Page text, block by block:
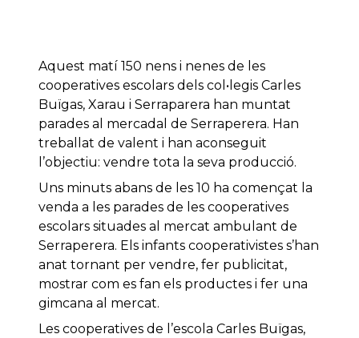
Aquest matí 150 nens i nenes de les
cooperatives escolars dels col•legis Carles
Buïgas, Xarau i Serraparera han muntat
parades al mercadal de Serraperera. Han
treballat de valent i han aconseguit
l’objectiu: vendre tota la seva producció.
Uns minuts abans de les 10 ha començat la
venda a les parades de les cooperatives
escolars situades al mercat ambulant de
Serraperera. Els infants cooperativistes s’han
anat tornant per vendre, fer publicitat,
mostrar com es fan els productes i fer una
gimcana al mercat.
Les cooperatives de l’escola Carles Buïgas,